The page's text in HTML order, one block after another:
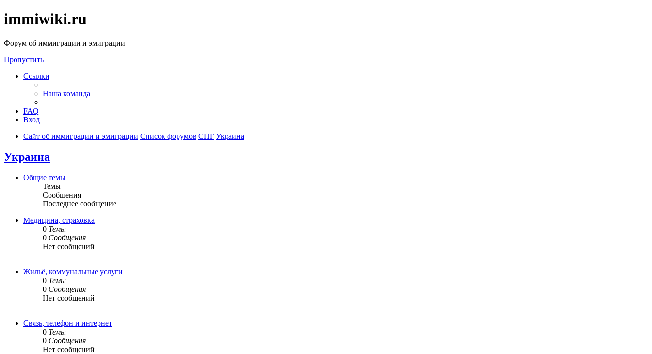
immiwiki.ru
Форум об иммиграции и эмиграции
Пропустить
Ссылки
Наша команда
FAQ
Вход
Сайт об иммиграции и эмиграции Список форумов СНГ Украина
Украина
Общие темы
Темы
Сообщения
Последнее сообщение
Медицина, страховка
0 Темы
0 Сообщения
Нет сообщений
Жильё, коммунальные услуги
0 Темы
0 Сообщения
Нет сообщений
Связь, телефон и интернет
0 Темы
0 Сообщения
Нет сообщений